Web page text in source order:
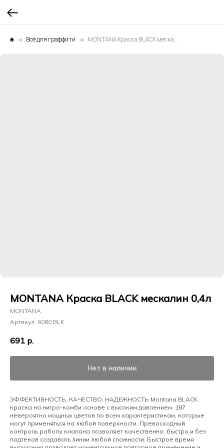
Всё для граффити MONTANA Краска BLACK мескалин 0,4л
MONTANA Краска BLACK мескалин 0,4л
MONTANA
Артикул: 6080 BLK
691 р.
Нет в наличии
ЭФФЕКТИВНОСТЬ, КАЧЕСТВО, НАДЕЖНОСТЬ Montana BLACK
краска на нитро-комби основе с высоким давлением. 187
невероятно мощных цветов по всем характеристикам, которые
могут применяться на любой поверхности. Превосходный
контроль работы клапана позволяет качественно, быстро и без
подтеков создавать линии любой сложности. Быстрое время